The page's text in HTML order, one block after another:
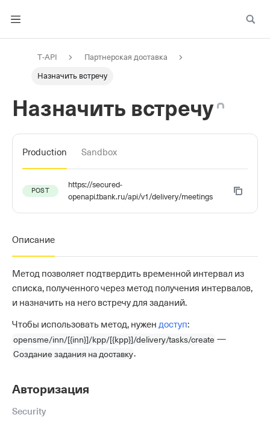
T‑API Партнерская доставка
Назначить встречу
Назначить встречу
Production Sandbox
POST
https://secured-
openapi.tbank.ru/api/v1/delivery/meetings
Описание
Метод позволяет подтвердить временной интервал из
списка, полученного через метод получения интервалов,
и назначить на него встречу для заданий.
Чтобы использовать метод, нужен доступ:
opensme/inn/[{inn}]/kpp/[{kpp}]/delivery/tasks/create —
Создание задания на доставку.
Авторизация
Security